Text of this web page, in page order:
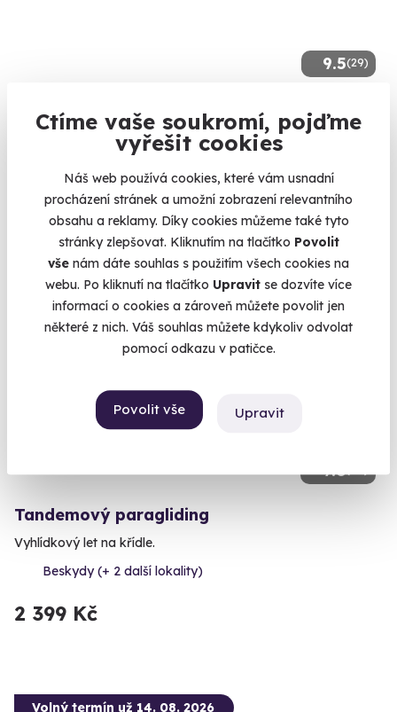
Ctíme vaše soukromí, pojďme
vyřešit cookies
Náš web používá cookies, které vám usnadní
procházení stránek a umožní zobrazení relevantního
obsahu a reklamy. Díky cookies můžeme také tyto
stránky zlepšovat. Kliknutím na tlačítko Povolit
vše nám dáte souhlas s použitím všech cookies na
webu. Po kliknutí na tlačítko Upravit se dozvíte více
informací o cookies a zároveň můžete povolit jen
některé z nich. Váš souhlas můžete kdykoliv odvolat
pomocí odkazu v patičce.
Povolit vše Upravit
9.5(29)
Bungee jumping z jeřábu
Udělejte první krok, zbytek zajistí gravitace.
(+ 4 další lokality)
2 990 Kč
2 399 Kč
9.6
Volný termín už 10. 08. 2026
Tandemový paragliding
Vyhlídkový let na křídle.
Beskydy (+ 2 další lokality)
2 399 Kč
Volný termín už 14. 08. 2026